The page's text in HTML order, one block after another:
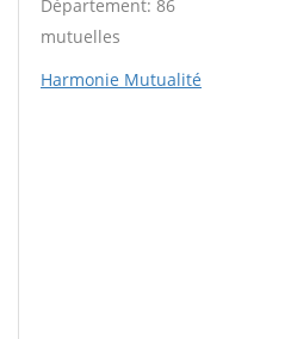
Département: 86
mutuelles
Harmonie Mutualité